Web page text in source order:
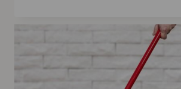
TUOTTEEN PINTOJEN
PUHDISTUKSEEN